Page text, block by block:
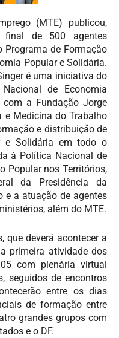
(MTE) publicou,
de 500 agentes
Programa de Formação
Popular e Solidária.
é uma iniciativa do
de Economia
com a Fundação Jorge
e Medicina do Trabalho
e distribuição de
e Solidária em todo o
à Política Nacional de
Popular nos Territórios,
da Presidência da
e a atuação de agentes
além do MTE.
que deverá acontecer a
primeira atividade dos
com plenária virtual
seguidos de encontros
entre os dias
de formação entre
grandes grupos com
e o DF.